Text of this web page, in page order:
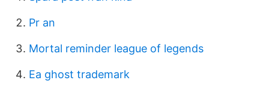
Pr an
Mortal reminder league of legends
Ea ghost trademark